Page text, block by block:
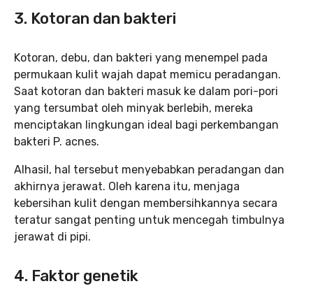
3. Kotoran dan bakteri
Kotoran, debu, dan bakteri yang menempel pada
permukaan kulit wajah dapat memicu peradangan.
Saat kotoran dan bakteri masuk ke dalam pori-pori
yang tersumbat oleh minyak berlebih, mereka
menciptakan lingkungan ideal bagi perkembangan
bakteri P. acnes.
Alhasil, hal tersebut menyebabkan peradangan dan
akhirnya jerawat. Oleh karena itu, menjaga
kebersihan kulit dengan membersihkannya secara
teratur sangat penting untuk mencegah timbulnya
jerawat di pipi.
4. Faktor genetik